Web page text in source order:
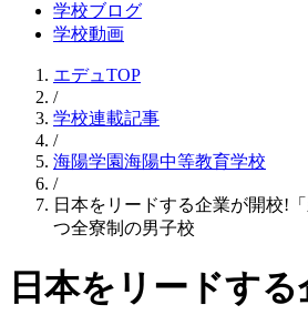
学校ブログ
学校動画
エデュTOP
/
学校連載記事
/
海陽学園海陽中等教育学校
/
日本をリードする企業が開校!
つ全寮制の男子校
日本をリードする